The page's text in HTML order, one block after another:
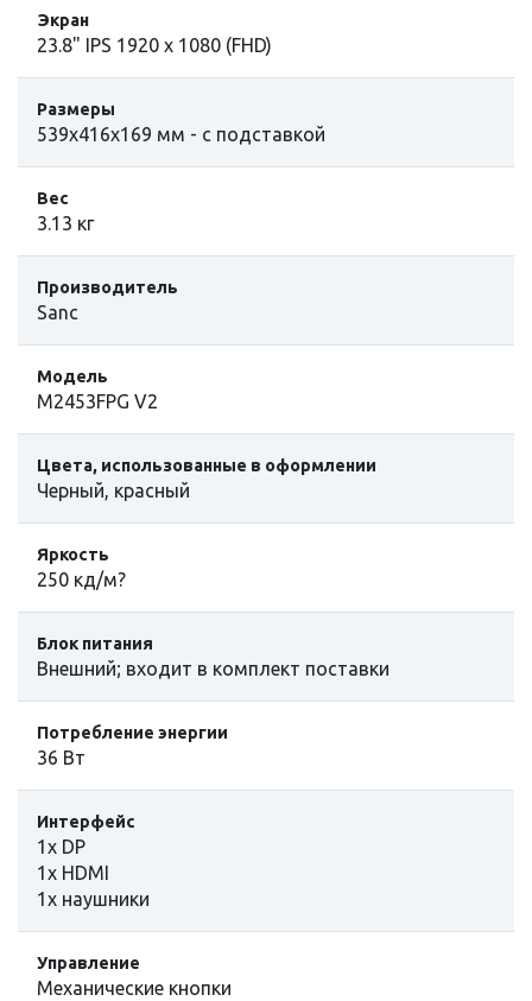
Экран
23.8" IPS 1920 x 1080 (FHD)
Размеры
539х416х169 мм - с подставкой
Вес
3.13 кг
Производитель
Sanc
Модель
M2453FPG V2
Цвета, использованные в оформлении
Черный, красный
Яркость
250 кд/м?
Блок питания
Внешний; входит в комплект поставки
Потребление энергии
36 Вт
Интерфейс
1x DP
1x HDMI
1х наушники
Управление
Механические кнопки